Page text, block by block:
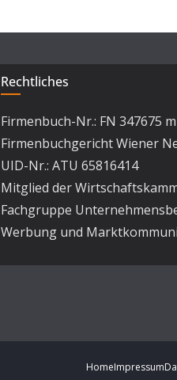
Rechtliches
Firmenbuch-Nr.: FN 347675 m
Firmenbuchgericht Wiener
UID-Nr.: ATU 65816414
Mitglied der
Fachgruppe
Werbung und
HomeImpressum